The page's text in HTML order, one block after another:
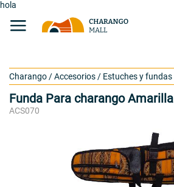
hola
Charango /Accesorios / Estuches y fundas
Funda Para charango Amarilla
ACS070